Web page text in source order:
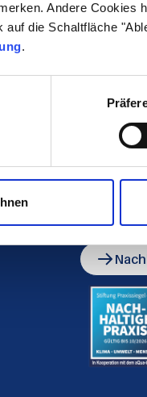
Andere Cookies
auf die Schaltfläche
.
Lesen
umgesetzt